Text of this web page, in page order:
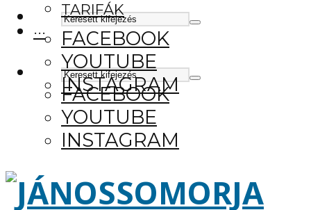
FACEBOOK
YOUTUBE
INSTAGRAM
TARIFÁK
···
FACEBOOK
YOUTUBE
INSTAGRAM